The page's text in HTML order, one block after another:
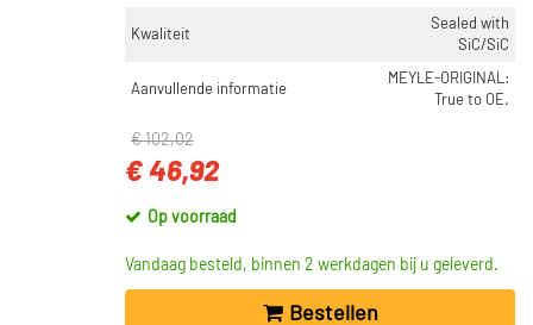
Kwaliteit
Sealed with
SiC/SiC
Aanvullende informatie
MEYLE-ORIGINAL:
True to OE.
€ 102,02
€ 46,92
Op voorraad
Vandaag besteld, binnen 2 werkdagen bij u geleverd.
Bestellen